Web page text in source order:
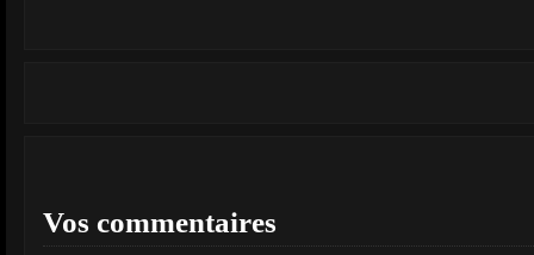
Vos commentaires